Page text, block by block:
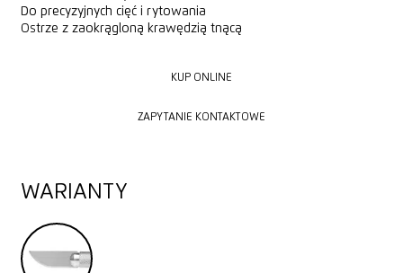
Do precyzyjnych cięć i rytowania
Ostrze z zaokrągloną krawędzią tnącą
KUP ONLINE
ZAPYTANIE KONTAKTOWE
WARIANTY